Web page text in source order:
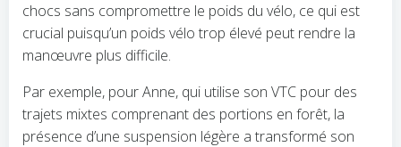
chocs sans compromettre le poids du vélo, ce qui est
crucial puisqu’un poids vélo trop élevé peut rendre la
manœuvre plus difficile.
Par exemple, pour Anne, qui utilise son VTC pour des
trajets mixtes comprenant des portions en forêt, la
présence d’une suspension légère a transformé son